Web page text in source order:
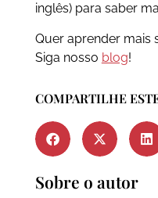
inglês) para saber
Quer aprender mais
Siga nosso blog!
COMPARTILHE
Sobre o autor